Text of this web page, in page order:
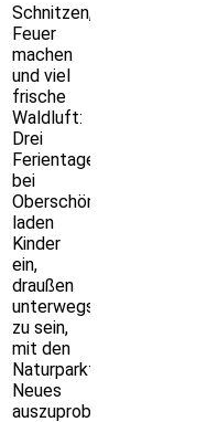
Schnitzen,
Feuer
machen
und viel
frische
Waldluft:
Drei
Ferientage
bei
Oberschönenfeld
laden
Kinder
ein,
draußen
unterwegs
zu sein,
mit den
Naturparkführerinnen
Neues
auszuprobieren